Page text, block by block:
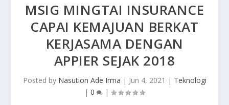
MSIG MINGTAI INSURANCE
CAPAI KEMAJUAN BERKAT
KERJASAMA DENGAN
APPIER SEJAK 2018
Posted by Nasution Ade Irma | Jun 4, 2021 | Teknologi
| 0 |